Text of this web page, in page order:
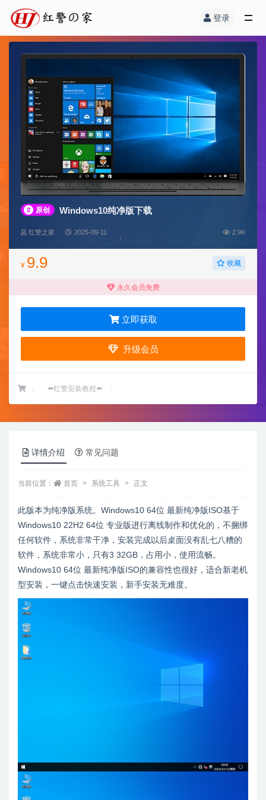
登录
# 原创 Windows10纯净版下载
红警之家 2025-09-11 2.9K
¥ 9.9 收藏
永久会员免费
立即获取
升级会员
： ⬅️红警安装教程⬅️
详情介绍 常见问题
当前位置： 首页 系统工具 正文
此版本为纯净版系统。Windows10 64位 最新纯净版ISO基于
Windows10 22H2 64位 专业版进行离线制作和优化的，不捆绑
任何软件，系统非常干净，安装完成以后桌面没有乱七八糟的
软件，系统非常小，只有3 32GB，占用小，使用流畅。
Windows10 64位 最新纯净版ISO的兼容性也很好，适合新老机
型安装，一键点击快速安装，新手安装无难度。